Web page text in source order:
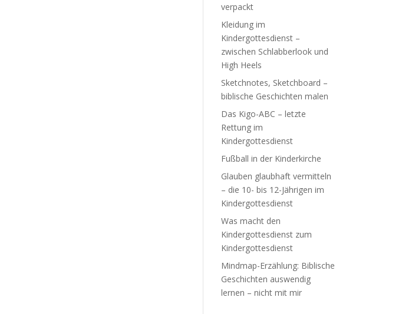
verpackt
Kleidung im
Kindergottesdienst –
zwischen Schlabberlook und
High Heels
Sketchnotes, Sketchboard –
biblische Geschichten malen
Das Kigo-ABC – letzte
Rettung im
Kindergottesdienst
Fußball in der Kinderkirche
Glauben glaubhaft vermitteln
– die 10- bis 12-Jährigen im
Kindergottesdienst
Was macht den
Kindergottesdienst zum
Kindergottesdienst
Mindmap-Erzählung: Biblische
Geschichten auswendig
lernen – nicht mit mir